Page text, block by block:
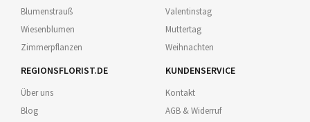
Blumenstrauß
Wiesenblumen
Zimmerpflanzen
Valentinstag
Muttertag
Weihnachten
REGIONSFLORIST.DE
Über uns
Blog
KUNDENSERVICE
Kontakt
AGB & Widerruf